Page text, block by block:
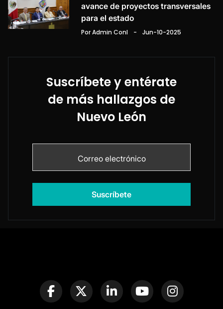
avance de proyectos transversales
para el estado
Por Admin Conl - Jun-10-2025
Suscríbete y entérate
de más hallazgos de
Nuevo León